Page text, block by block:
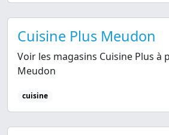
Cuisine Plus Meudon
Voir les magasins Cuisine Plus à
Meudon
cuisine